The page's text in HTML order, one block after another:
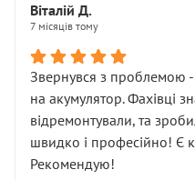
НЕ погоджував
послуга. Тим більше, я
діагностики ходової не
зауваження гроші за цю
лише підтвердило мою
Але головне — я
залишився таким самим,
Віталій Д.
7 місяців тому
Звернувся з проблемою
на акумулятор. Фахівці
відремонтували, та
швидко і професійно! Є
Рекомендую!